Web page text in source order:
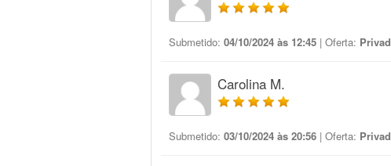
Submetido: 04/10/2024 às 12:45 | Oferta:
Carolina M.
Submetido: 03/10/2024 às 20:56 | Oferta: